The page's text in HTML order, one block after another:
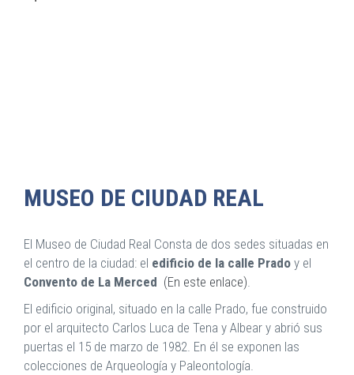
MUSEO DE CIUDAD REAL
El Museo de Ciudad Real Consta de dos sedes situadas en
el centro de la ciudad: el edificio de la calle Prado y el
Convento de La Merced (En este enlace).
El edificio original, situado en la calle Prado, fue construido
por el arquitecto Carlos Luca de Tena y Albear y abrió sus
puertas el 15 de marzo de 1982. En él se exponen las
colecciones de Arqueología y Paleontología.